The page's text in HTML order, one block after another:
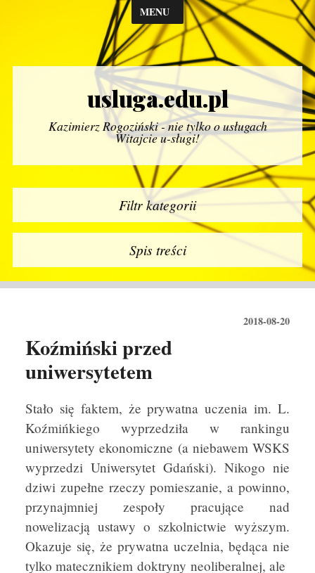
MENU
usluga.edu.pl
Kazimierz Rogoziński - nie tylko o usługach
Witajcie u-sługi!
Filtr kategorii
Spis treści
2018-08-20
Koźmiński przed
uniwersytetem
Stało się faktem, że prywatna uczenia im. L.
Koźmińkiego wyprzedziła w rankingu
uniwersytety ekonomiczne (a niebawem WSKS
wyprzedzi Uniwersytet Gdański). Nikogo nie
dziwi zupełne rzeczy pomieszanie, a powinno,
przynajmniej zespoły pracujące nad
nowelizacją ustawy o szkolnictwie wyższym.
Okazuje się, że prywatna uczelnia, będąca nie
tylko matecznikiem doktryny neoliberalnej, ale